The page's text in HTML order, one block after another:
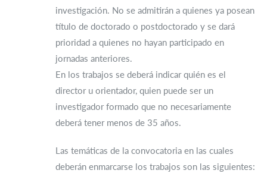
investigación. No se admitirán a quienes ya posean
título de doctorado o postdoctorado y se dará
prioridad a quienes no hayan participado en
jornadas anteriores.
En los trabajos se deberá indicar quién es el
director u orientador, quien puede ser un
investigador formado que no necesariamente
deberá tener menos de 35 años.
Las temáticas de la convocatoria en las cuales
deberán enmarcarse los trabajos son las siguientes: